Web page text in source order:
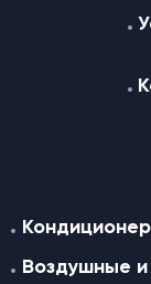
Воздушные